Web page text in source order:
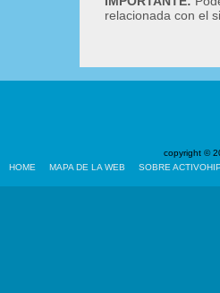
relacionada con el
copyright ©
HOME
MAPA DE LA WEB SOBRE